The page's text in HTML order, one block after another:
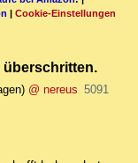
| Cookie-Einstellungen
überschritten.
@ nereus 5091